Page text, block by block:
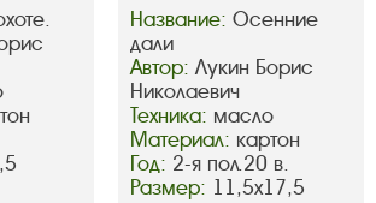
Название: Осенние
дали
Автор: Лукин Борис
Николаевич
Техника: масло
Материал: картон
Год: 2-я пол.20 в.
Размер: 11,5х17,5